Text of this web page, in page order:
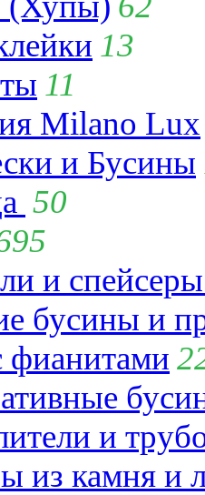
13
11
Milano Lux
и Бусины
50
и
бусины и
и
из камня и